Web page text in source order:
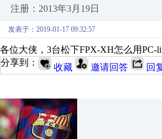
注册：2013年3月19日
发表于：2019-01-17 09:32:57
各位大侠，3台松下FPX-XH怎么用
分享到：
收藏 邀请回答 回